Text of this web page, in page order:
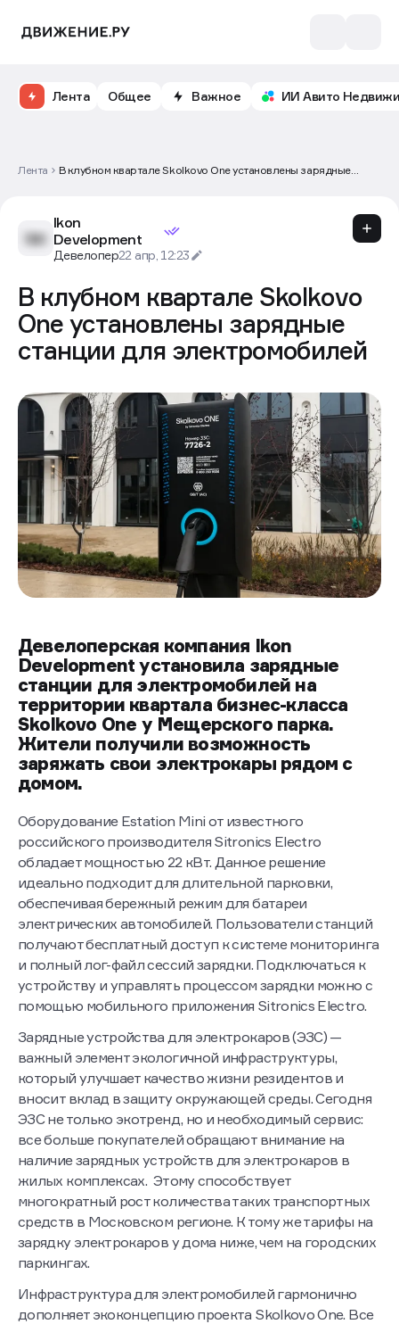
Лента Общее Важное ИИ Авито
Лента
В клубном квартале Skolkovo One установлены зарядные
Ikon
Development
Девелопер22 апр, 12:23
В клубном квартале Skolkovo
One установлены зарядные
станции для электромобилей
Девелоперская компания Ikon
Development установила зарядные
станции для электромобилей на
территории квартала бизнес-класса
Skolkovo One у Мещерского парка.
Жители получили возможность
заряжать свои электрокары рядом с
домом.
Оборудование Estation Mini от известного
российского производителя Sitronics Electro
обладает мощностью 22 кВт. Данное решение
идеально подходит для длительной парковки,
обеспечивая бережный режим для батареи
электрических автомобилей. Пользователи станций
получают бесплатный доступ к системе мониторинга
и полный лог-файл сессий зарядки. Подключаться к
устройству и управлять процессом зарядки можно с
помощью мобильного приложения Sitronics Electro.
Зарядные устройства для электрокаров (ЭЗС) —
важный элемент экологичной инфраструктуры,
который улучшает качество жизни резидентов и
вносит вклад в защиту окружающей среды. Сегодня
ЭЗС не только экотренд, но и необходимый сервис:
все больше покупателей обращают внимание на
наличие зарядных устройств для электрокаров в
жилых комплексах. Этому способствует
многократный рост количества таких транспортных
средств в Московском регионе. К тому же тарифы на
зарядку электрокаров у дома ниже, чем на городских
паркингах.
Инфраструктура для электромобилей гармонично
дополняет экоконцепцию проекта Skolkovo One. Все